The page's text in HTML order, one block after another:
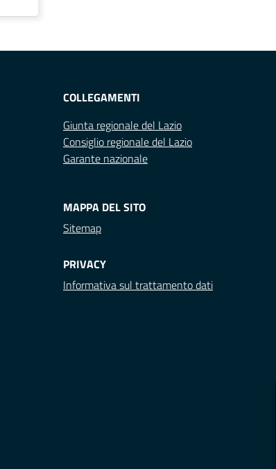
COLLEGAMENTI
Giunta regionale del Lazio
Consiglio regionale del Lazio
Garante nazionale
MAPPA DEL SITO
Sitemap
PRIVACY
Informativa sul trattamento dati